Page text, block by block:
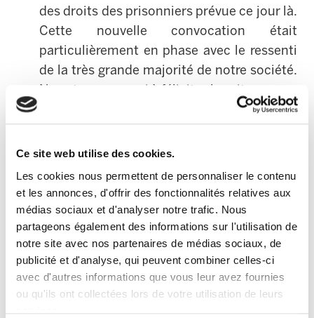
Ce site web utilise des cookies.
Les cookies nous permettent de personnaliser le contenu
et les annonces, d'offrir des fonctionnalités relatives aux
médias sociaux et d'analyser notre trafic. Nous
partageons également des informations sur l'utilisation de
notre site avec nos partenaires de médias sociaux, de
publicité et d'analyse, qui peuvent combiner celles-ci
avec d'autres informations que vous leur avez fournies
ou qu'ils ont collectées lors de votre utilisation de leurs
des droits des prisonniers prévue ce jour là.
Cette nouvelle convocation était
particulièrement en phase avec le ressenti
de la très grande majorité de notre société.
Nous tenons aussi à féliciter les citoyen-ne-
s qui par leur participation en masse en ont
fait la plus grande manifestation qu’ait
jamais connu le Pays Basque.
Le syndicat ELA constate une nouvelle fois
la gravité et le caractère régressif de
l'attitude du PP. Campant sur le terrain de
l’extrême droite, il est devenu un obstacle
politique pour tout : pour la normalisation
politique et la résolution du conflit